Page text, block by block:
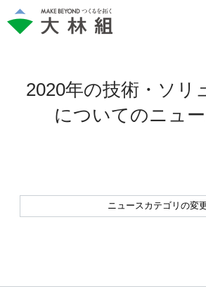
2020年の技術・ソリ
についてのニュ
ニュースカテゴリの変